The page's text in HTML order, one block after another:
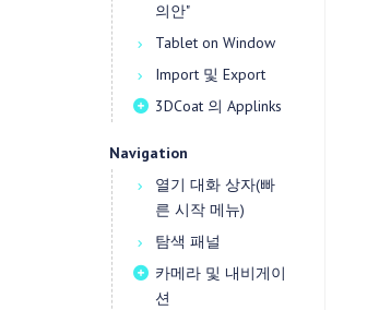
의안"
Tablet on Window
Import 및 Export
3DCoat 의 Applinks
Navigation
열기 대화 상자(빠
른 시작 메뉴)
탐색 패널
카메라 및 내비게이
션